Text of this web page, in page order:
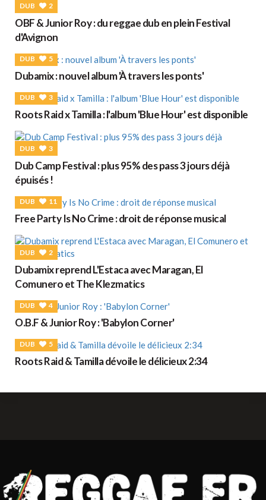
DUB 2
OBF & Junior Roy : du reggae dub en plein Festival
d'Avignon
DUB 5
Dubamix : nouvel album 'À travers les ponts'
DUB 3
Roots Raid x Tamilla : l'album 'Blue Hour' est disponible
DUB 3
Dub Camp Festival : plus 95% des pass 3 jours déjà
épuisés !
DUB 11
Free Party Is No Crime : droit de réponse musical
DUB 2
Dubamix reprend L'Estaca avec Maragan, El
Comunero et The Klezmatics
DUB 4
O.B.F & Junior Roy : 'Babylon Corner'
DUB 5
Roots Raid & Tamilla dévoile le délicieux 2:34